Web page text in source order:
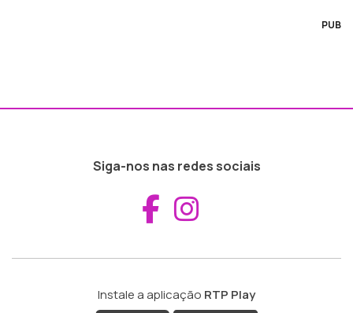
PUB
Siga-nos nas redes sociais
Aceder ao
Instale a aplicação RTP Play